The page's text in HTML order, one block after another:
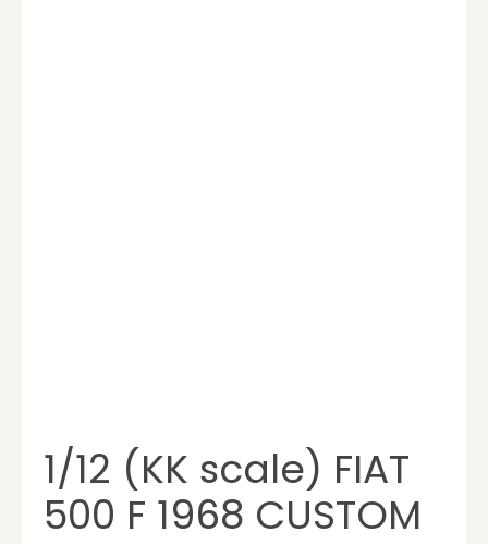
1/12 (KK scale) FIAT
500 F 1968 CUSTOM